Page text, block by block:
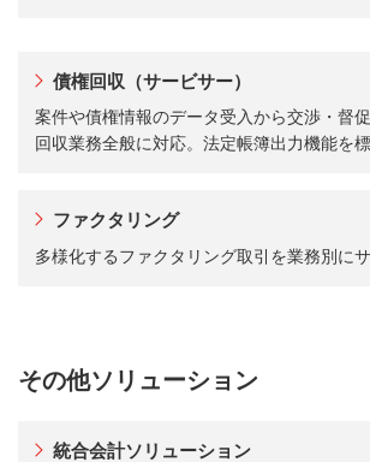
債権回収（サービサー）
案件や債権情報のデータ受入から交渉・督
回収業務全般に対応。法定帳簿出力機能を
ファクタリング
多様化するファクタリング取引を業務別に
その他ソリューション
統合会計ソリューション